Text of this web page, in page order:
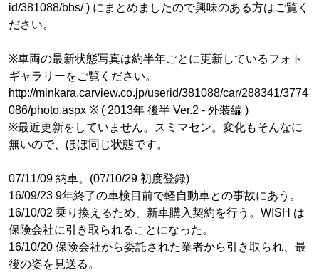
id/381088/bbs/ ) にまとめましたので興味のある方はご覧く
ださい。
※車両の最新状態写真は約半年ごとに更新しているフォト
ギャラリーをご覧ください。
http://minkara.carview.co.jp/userid/381088/car/288341/3774
086/photo.aspx ※ ( 2013年 後半 Ver.2 - 外装編 )
※最近更新をしていません。スミマセン。変化もそんなに
無いので、ほぼ同じ状態です。
07/11/09 納車。(07/10/29 初度登録)
16/09/23 9年終了の車検目前で軽自動車との事故にあう。
16/10/02 乗り換えるため、新車購入契約を行う。WISH は
保険会社に引き取られることになった。
16/10/20 保険会社から委託された業者から引き取られ、最
後の姿を見送る。